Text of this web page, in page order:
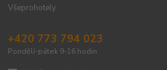
Všeprohotely
+420 773 794 023
Pondělí-pátek 9-16 hodin